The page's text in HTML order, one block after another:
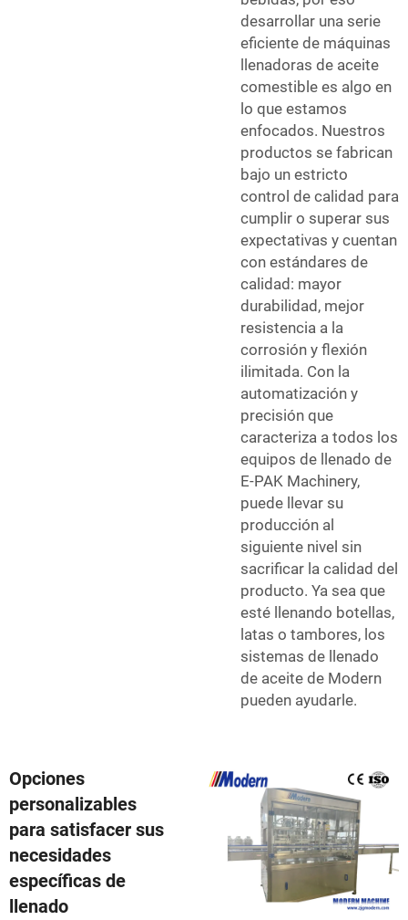
desarrollar una serie
eficiente de máquinas
llenadoras de aceite
comestible es algo en
lo que estamos
enfocados. Nuestros
productos se fabrican
bajo un estricto
control de calidad para
cumplir o superar sus
expectativas y cuentan
con estándares de
calidad: mayor
durabilidad, mejor
resistencia a la
corrosión y flexión
ilimitada. Con la
automatización y
precisión que
caracteriza a todos los
equipos de llenado de
E-PAK Machinery,
puede llevar su
producción al
siguiente nivel sin
sacrificar la calidad del
producto. Ya sea que
esté llenando botellas,
latas o tambores, los
sistemas de llenado
de aceite de Modern
pueden ayudarle.
Opciones
personalizables
para satisfacer sus
necesidades
específicas de
llenado